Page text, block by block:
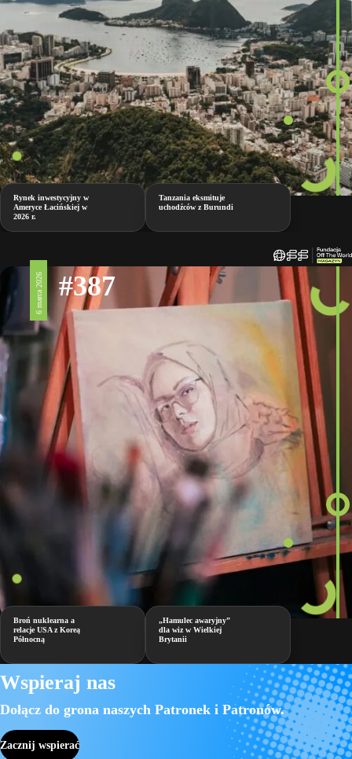
Rynek inwestycyjny w
Ameryce Łacińskiej w
2026 r.
Tanzania eksmituje
uchodźców z Burundi
6 marca 2026 #387
Broń nuklearna a
relacje USA z Koreą
Północną
„Hamulec awaryjny”
dla wiz w Wielkiej
Brytanii
Wspieraj nas
Dołącz do grona naszych Patronek i Patronów.
Zacznij wspierać